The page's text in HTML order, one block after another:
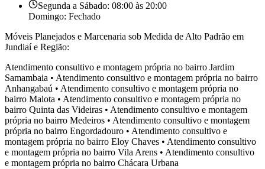
Segunda a Sábado: 08:00 às 20:00
Domingo: Fechado
Móveis Planejados e Marcenaria sob Medida de Alto Padrão em
Jundiaí e Região:
Atendimento consultivo e montagem própria no bairro Jardim
Samambaia • Atendimento consultivo e montagem própria no bairro
Anhangabaú • Atendimento consultivo e montagem própria no
bairro Malota • Atendimento consultivo e montagem própria no
bairro Quinta das Videiras • Atendimento consultivo e montagem
própria no bairro Medeiros • Atendimento consultivo e montagem
própria no bairro Engordadouro • Atendimento consultivo e
montagem própria no bairro Eloy Chaves • Atendimento consultivo
e montagem própria no bairro Vila Arens • Atendimento consultivo
e montagem própria no bairro Chácara Urbana